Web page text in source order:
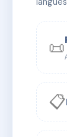
📞
📜
📋